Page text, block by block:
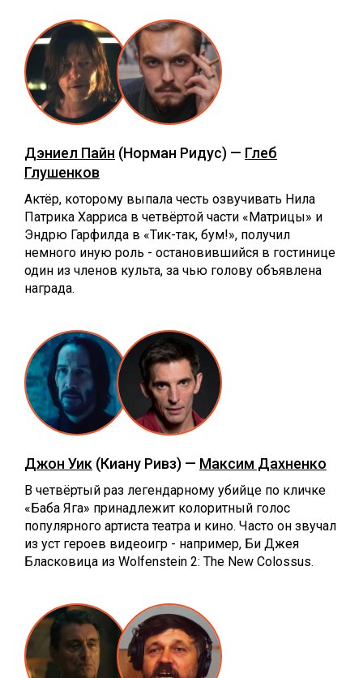
Дэниел Пайн (Норман Ридус) — Глеб
Глушенков
Актёр, которому выпала честь озвучивать Нила
Патрика Харриса в четвёртой части «Матрицы» и
Эндрю Гарфилда в «Тик-так, бум!», получил
немного иную роль - остановившийся в гостинице
один из членов культа, за чью голову объявлена
награда.
Джон Уик (Киану Ривз) — Максим Дахненко
В четвёртый раз легендарному убийце по кличке
«Баба Яга» принадлежит колоритный голос
популярного артиста театра и кино. Часто он звучал
из уст героев видеоигр - например, Би Джея
Бласковица из Wolfenstein 2: The New Colossus.